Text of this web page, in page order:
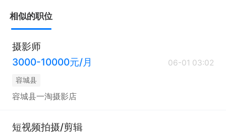
相似的职位
摄影师
3000-10000元/月
06-01 03:02
容城县
容城县一淘摄影店
短视频拍摄/剪辑